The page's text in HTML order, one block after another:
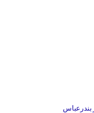
بندرعباس